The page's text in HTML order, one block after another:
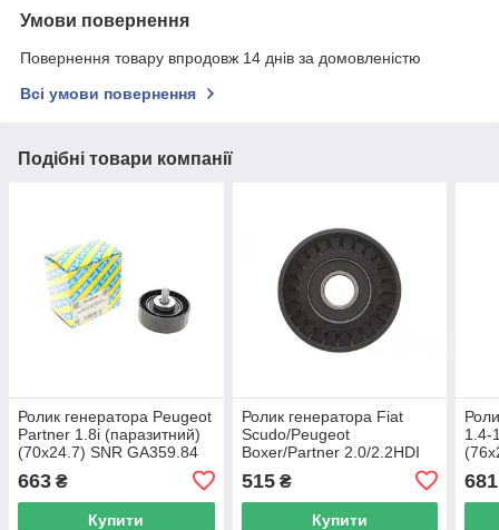
Умови повернення
Повернення товару впродовж 14 днів за домовленістю
Всі умови повернення
Подібні товари компанії
Ролик генератора Peugeot
Partner 1.8i (паразитний)
(70х24.7) SNR GA359.84
663 ₴
Купити
Ролик генератора Fiat
Scudo/Peugeot
Boxer/Partner 2.0/2.2HDI
(підшипник SNR 110214
UA62
515₴
Купити
1.4-
681